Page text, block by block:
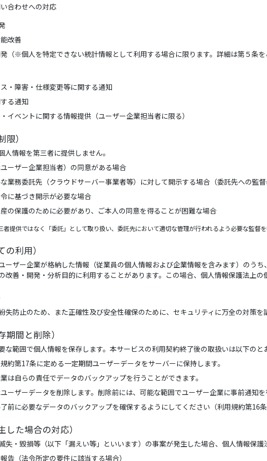
合わせへの対応
改善
（※個人を特定できない統計情報として利用する場合に限ります。詳細は第５条を
・障害・仕様変更等に関する通知
る通知
イベントに関する情報提供（ユーザー企業担当者に限る）
）
情報を第三者に提供しません。
ーザー企業担当者）の同意がある場合
業務委託先（クラウドサーバー事業者等）に対して開示する場合（委託先への監督
に基づき開示が必要な場合
の保護のために必要があり、ご本人の同意を得ることが困難な場合
提供ではなく「委託」として取り扱い、委託先において適切な管理が行われるよう必要な監督を
利用）
ーザー企業が格納した情報（従業員の個人情報および企業情報を含みます）のう
改善・開発・分析目的に利用することがあります。この場合、個人情報保護法上の
失防止のため、また正確性及び安全性確保のために、セキュリティに万全の対策を
間と削除）
な範囲で個人情報を保存します。本サービスの利用契約終了後の取扱いは以下のと
約第17条に定める一定期間ユーザーデータをサーバーに保持します。
は自らの責任でデータのバックアップを行うことができます。
ーザーデータを削除します。削除前には、可能な範囲でユーザー企業に事前通知を
前に必要なデータのバックアップを確保するようにしてください（利用規約第16条
た場合の対応）
失・毀損等（以下「漏えい等」といいます）の事案が発生した場合、個人情報保護
告（法令所定の要件に該当する場合）